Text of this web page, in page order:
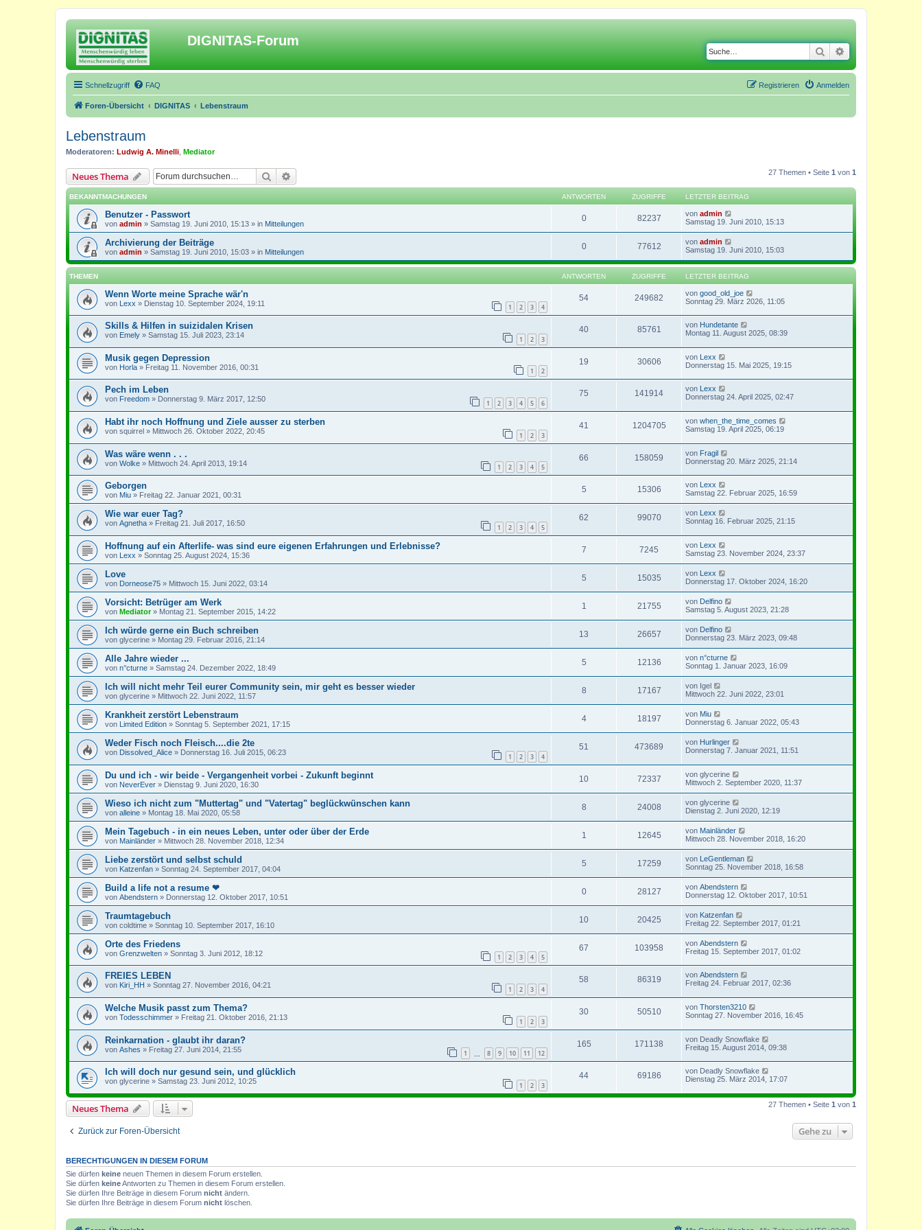
DIGNITAS-Forum
Suche
Schnellzugriff FAQ Anmelden
Registrieren
Foren-Übersicht DIGNITAS Lebenstraum
Lebenstraum
Moderatoren: Ludwig A. Minelli Mediator
Neues Thema Suche 27 Themen • Seite 1 von 1
BEKANNTMACHUNGEN ANTWORTEN ZUGRIFFE LETZTER BEITRAG
Benutzer - Passwort
von admin » Samstag 19. Juni 2010, 15:13 » in Mitteilungen
0 82237 von admin
Samstag 19. Juni 2010, 15:13
Archivierung der Beiträge
von admin » Samstag 19. Juni 2010, 15:03 » in Mitteilungen
0 77612 von admin
Samstag 19. Juni 2010, 15:03
THEMEN ANTWORTEN ZUGRIFFE LETZTER BEITRAG
Wenn Worte meine Sprache wär'n
von Lexx » Dienstag 10. September 2024, 19:11 1 2 3 4
54 249682 von good_old_joe
Sonntag 29. März 2026, 11:05
Skills & Hilfen in suizidalen Krisen
von Emely » Samstag 15. Juli 2023, 23:14 1 2 3
40 85761 von Hundetante
Montag 11. August 2025, 08:39
Musik gegen Depression
von Horla » Freitag 11. November 2016, 00:31 1 2
19 30606 von Lexx
Donnerstag 15. Mai 2025, 19:15
Pech im Leben
von Freedom » Donnerstag 9. März 2017, 12:50 1 2 3 4 5 6
75 141914 von Lexx
Donnerstag 24. April 2025, 02:47
Habt ihr noch Hoffnung und Ziele ausser zu sterben
von squirrel » Mittwoch 26. Oktober 2022, 20:45 1 2 3
41 1204705 von when_the_time_comes
Samstag 19. April 2025, 06:19
Was wäre wenn . . .
von Wolke » Mittwoch 24. April 2013, 19:14 1 2 3 4 5
66 158059 von Fragil
Donnerstag 20. März 2025, 21:14
Geborgen
von Miu » Freitag 22. Januar 2021, 00:31
5 15306 von
Lexx
Samstag 22. Februar 2025, 16:59
Wie war euer Tag?
von Agnetha » Freitag 21. Juli 2017, 16:50 1 2 3 4 5
62 99070 von
Lexx
Sonntag 16. Februar 2025, 21:15
Hoffnung auf ein Afterlife- was sind eure eigenen Erfahrungen und Erlebnisse?
von Lexx » Sonntag 25. August 2024, 15:36
7 7245 von Lexx
Samstag 23. November 2024, 23:37
Love
von Dorneose75 » Mittwoch 15. Juni 2022, 03:14
5 15035 von Lexx
Donnerstag 17. Oktober 2024, 16:20
Vorsicht: Betrüger am Werk
von Mediator» Montag 21. September 2015, 14:22
1 21755 von Delfino
Samstag 5. August 2023, 21:28
Ich würde gerne ein Buch schreiben
von glycerine » Montag 29. Februar 2016, 21:14
13 26657 von Delfino
Donnerstag 23. März 2023, 09:48
Alle Jahre wieder ...
von n°cturne » Samstag 24. Dezember 2022, 18:49
5 12136 von n°cturne
Sonntag 1. Januar 2023, 16:09
Ich will nicht mehr Teil eurer Community sein, mir geht es besser wieder
von glycerine » Mittwoch 22. Juni 2022, 11:57
8 17167 von Igel
Mittwoch 22. Juni 2022, 23:01
Krankheit zerstört Lebenstraum
von Limited Edition » Sonntag 5. September 2021, 17:15
4 18197 von Miu
Donnerstag 6. Januar 2022, 05:43
Weder Fisch noch Fleisch....die 2te
von Dissolved_Alice » Donnerstag 16. Juli 2015, 06:23 1 2 3 4
51 473689 von Hurlinger
Donnerstag 7. Januar 2021, 11:51
Du und ich - wir beide - Vergangenheit vorbei - Zukunft beginnt
von NeverEver » Dienstag 9. Juni 2020, 16:30
10 72337 von glycerine
Mittwoch 2. September 2020, 11:37
Wieso ich nicht zum "Muttertag" und "Vatertag" beglückwünschen kann
von alleine » Montag 18. Mai 2020, 05:58
8 24008 von glycerine
Dienstag 2. Juni 2020, 12:19
Mein Tagebuch - in ein neues Leben, unter oder über der Erde
von Mainländer » Mittwoch 28. November 2018, 12:34
1 12645 von Mainländer
Mittwoch 28. November 2018, 16:20
Liebe zerstört und selbst schuld
von Katzenfan » Sonntag 24. September 2017, 04:04
5 17259 von LeGentleman
Sonntag 25. November 2018, 16:58
Build a life not a resume ❤︎
von Abendstern » Donnerstag 12. Oktober 2017, 10:51
0 28127 von Abendstern
Donnerstag 12. Oktober 2017, 10:51
Traumtagebuch
von coldtime » Sonntag 10. September 2017, 16:10
10 20425 von Katzenfan
Freitag 22. September 2017, 01:21
Orte des Friedens
von Grenzwelten » Sonntag 3. Juni 2012, 18:12 1 2 3 4 5
67 103958 von Abendstern
Freitag 15. September 2017, 01:02
FREIES LEBEN
von Kiri_HH » Sonntag 27. November 2016, 04:21 1 2 3 4
58 86319 von Abendstern
Freitag 24. Februar 2017, 02:36
Welche Musik passt zum Thema?
von Todesschimmer » Freitag 21. Oktober 2016, 21:13 1 2 3
30 50510 von Thorsten3210
Sonntag 27. November 2016, 16:45
Reinkarnation - glaubt ihr daran?
von Ashes » Freitag 27. Juni 2014, 21:55 1 8 9 10 11 12
165 171138 von Deadly Snowflake
Freitag 15. August 2014, 09:38
Ich will doch nur gesund sein, und glücklich
von glycerine » Samstag 23. Juni 2012, 10:25 1 2 3
44 69186 von Deadly Snowflake
Dienstag 25. März 2014, 17:07
Neues Thema 27 Themen • Seite 1 von 1
Zurück zur Foren-Übersicht Gehe zu
BERECHTIGUNGEN IN DIESEM FORUM
Sie dürfen keine neuen Themen in diesem Forum erstellen.
Sie dürfen keineAntworten zu Themen in diesem Forum erstellen.
Sie dürfen Ihre Beiträge in diesem Forum nicht ändern.
Sie dürfen Ihre Beiträge in diesem Forum nicht löschen.